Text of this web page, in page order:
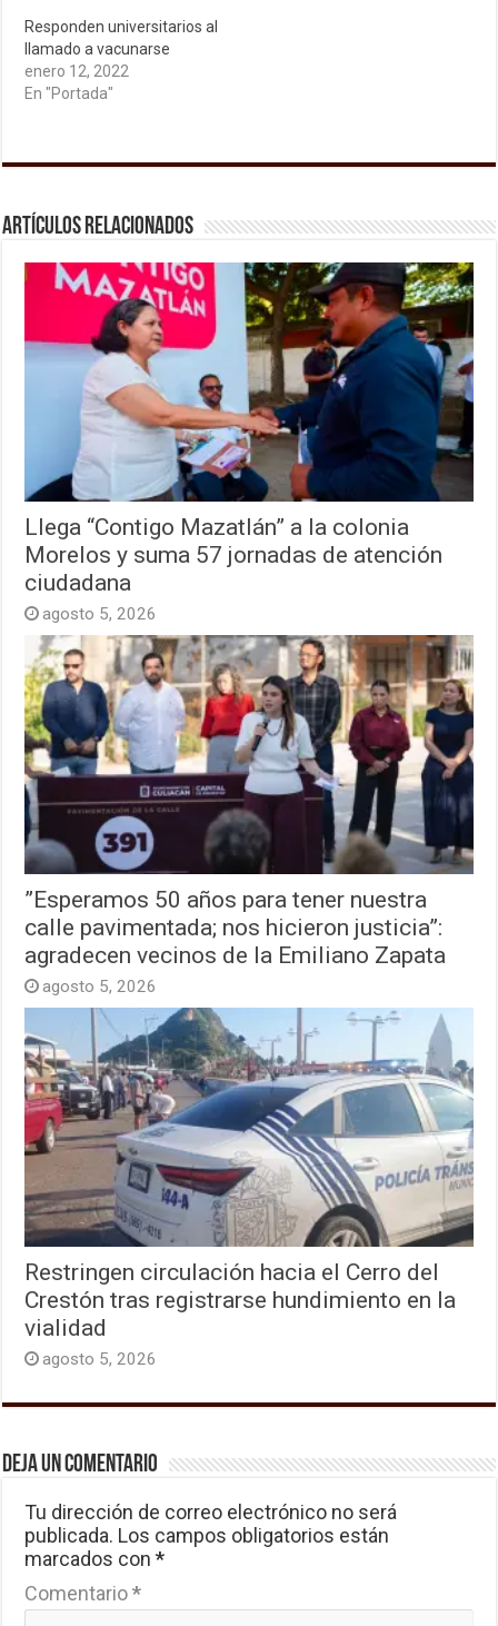
Responden universitarios al
llamado a vacunarse
enero 12, 2022
En "Portada"
Artículos relacionados
Llega “Contigo Mazatlán” a la colonia
Morelos y suma 57 jornadas de atención
ciudadana
agosto 5, 2026
”Esperamos 50 años para tener nuestra
calle pavimentada; nos hicieron justicia”:
agradecen vecinos de la Emiliano Zapata
agosto 5, 2026
Restringen circulación hacia el Cerro del
Crestón tras registrarse hundimiento en la
vialidad
agosto 5, 2026
Deja un comentario
Tu dirección de correo electrónico no será
publicada. Los campos obligatorios están
marcados con*
Comentario*